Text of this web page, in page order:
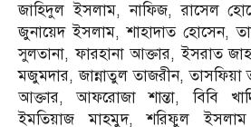
জাহিদুল ইসলাম, নাফিজ, রাসেল
জুনায়েদ ইসলাম, শাহাদাত হোসেন,
সুলতানা, ফারহানা আক্তার, ইসরাত
মজুমদার, জান্নাতুল তাজরীন, তাসফিয়া
আক্তার, আফরোজা শান্তা, বিবি
ইমতিয়াজ মাহমুদ, শরিফুল ইসলাম